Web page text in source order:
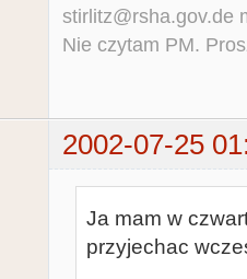
stirlitz@rsha.gov.de
Nie czytam PM.
2002-07-25
Ja mam w
przyjechac